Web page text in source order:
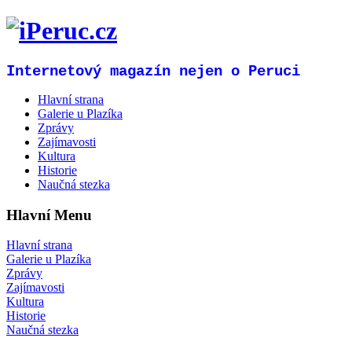
Internetový magazín nejen o Peruci
Hlavní strana
Galerie u Plazíka
Zprávy
Zajímavosti
Kultura
Historie
Naučná stezka
Hlavní Menu
Hlavní strana
Galerie u Plazíka
Zprávy
Zajímavosti
Kultura
Historie
Naučná stezka